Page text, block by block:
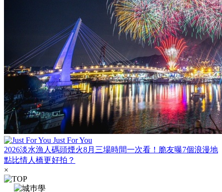
Just For You
2026淡水漁人碼頭煙火8月三場時間一次看！脆友曝7個浪漫地
點比情人橋更好拍？
×